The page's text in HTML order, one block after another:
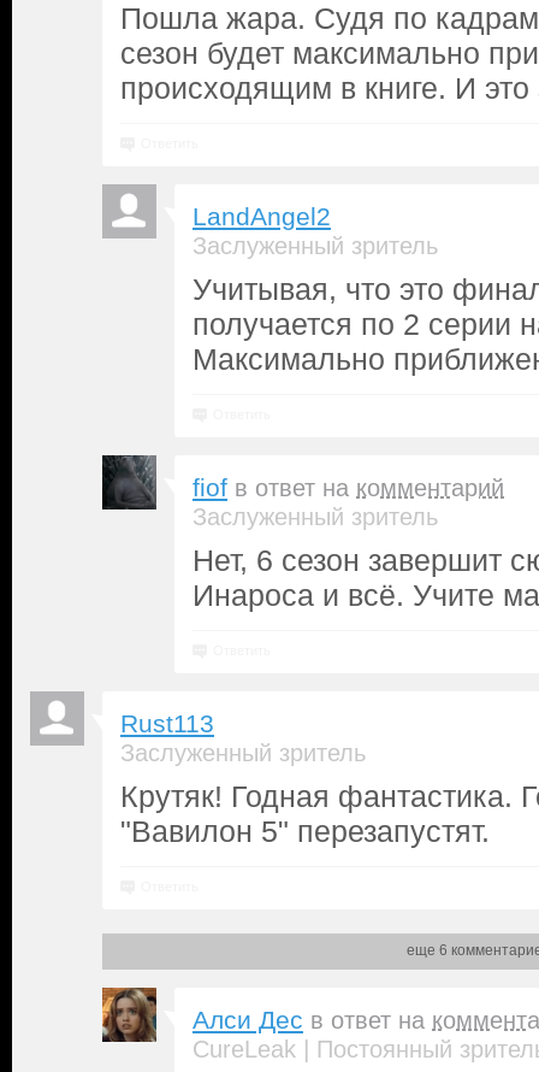
Пошла жара. Судя по кадрам
сезон будет максимально
происходящим в книге. И это
LandAngel2
Заслуженный зритель
Учитывая, что это
получается по 2 серии
Максимально
fiof в ответ на комментарий
Заслуженный зритель
Нет, 6 сезон завершит
Инароса и всё. Учите
Rust113
Заслуженный зритель
Крутяк! Годная фантастика.
"Вавилон 5" перезапустят.
еще 6
Алси Дес в ответ на
CureLeak | Постоянный